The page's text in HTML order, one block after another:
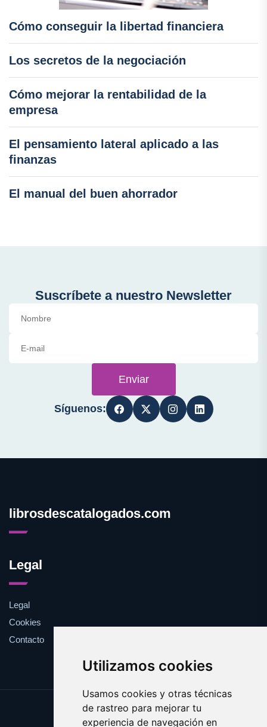
Utilizamos cookies
Usamos cookies y otras técnicas
de rastreo para mejorar tu
experiencia de navegación en
Cómo conseguir la libertad financiera
Los secretos de la negociación
Cómo mejorar la rentabilidad de la
empresa
El pensamiento lateral aplicado a las
finanzas
El manual del buen ahorrador
Suscríbete a nuestro Newsletter
Enviar
Síguenos:
librosdescatalogados.com
Legal
Legal
Cookies
Contacto
Update cookies preferences